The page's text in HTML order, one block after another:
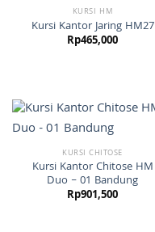
KURSI HM
Kursi Kantor Jaring HM27
Rp465,000
KURSI CHITOSE
Kursi Kantor Chitose HM
Duo – 01 Bandung
Rp901,500